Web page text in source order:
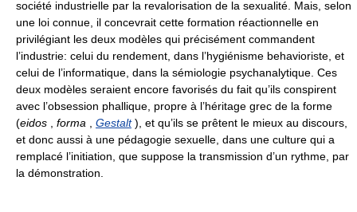
société industrielle par la revalorisation de la sexualité. Mais, selon
une loi connue, il concevrait cette formation réactionnelle en
privilégiant les deux modèles qui précisément commandent
l’industrie: celui du rendement, dans l’hygiénisme behavioriste, et
celui de l’informatique, dans la sémiologie psychanalytique. Ces
deux modèles seraient encore favorisés du fait qu’ils conspirent
avec l’obsession phallique, propre à l’héritage grec de la forme
(eidos forma Gestalt), et qu’ils se prêtent le mieux au discours,
et donc aussi à une pédagogie sexuelle, dans une culture qui a
remplacé l’initiation, que suppose la transmission d’un rythme, par
la démonstration.